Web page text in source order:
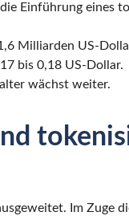
Einführung eines
Milliarden US-
bis 0,18 US-Dollar.
wächst weiter.
Im Zuge